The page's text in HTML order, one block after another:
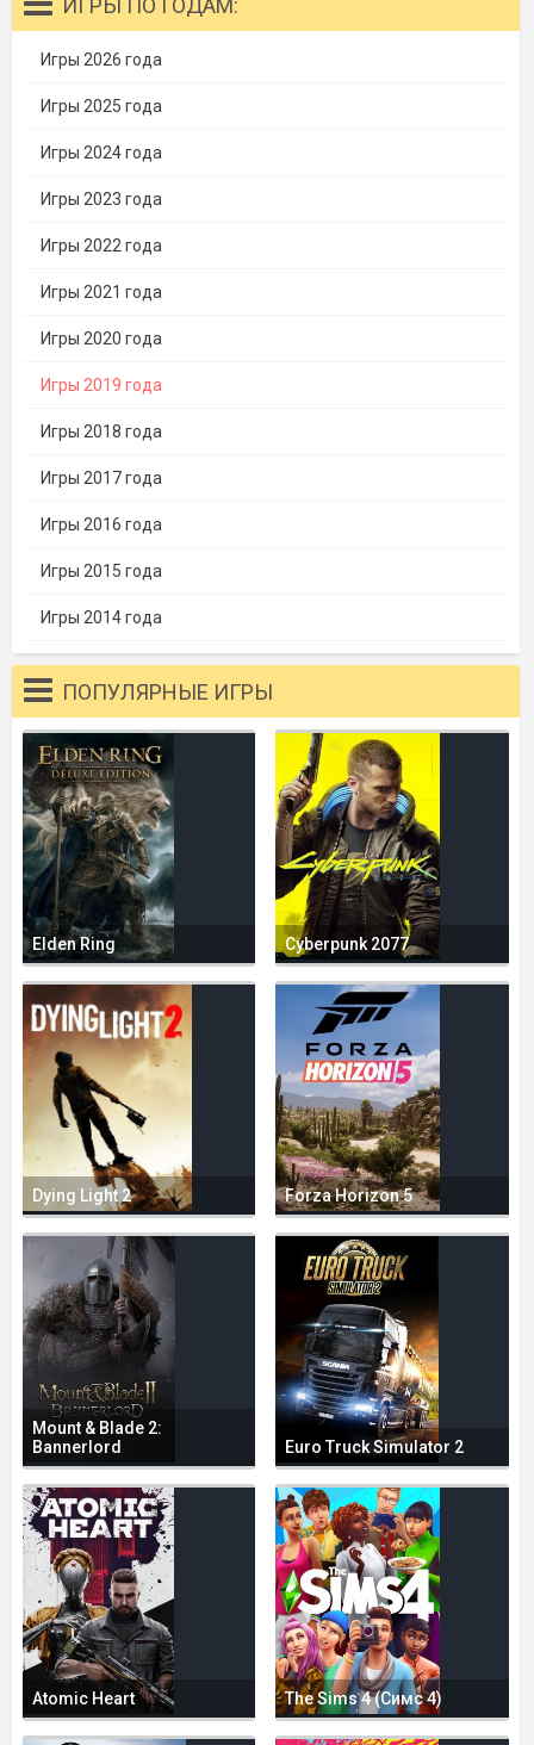
Игры 2026 года
Игры 2025 года
Игры 2024 года
Игры 2023 года
Игры 2022 года
Игры 2021 года
Игры 2020 года
Игры 2019 года
Игры 2018 года
Игры 2017 года
Игры 2016 года
Игры 2015 года
Игры 2014 года
ПОПУЛЯРНЫЕ ИГРЫ
Elden Ring Cyberpunk 2077
Dying Light 2 Forza Horizon 5
Mount & Blade 2:
Bannerlord
Euro Truck Simulator 2
Atomic Heart The Sims 4 (Симс 4)